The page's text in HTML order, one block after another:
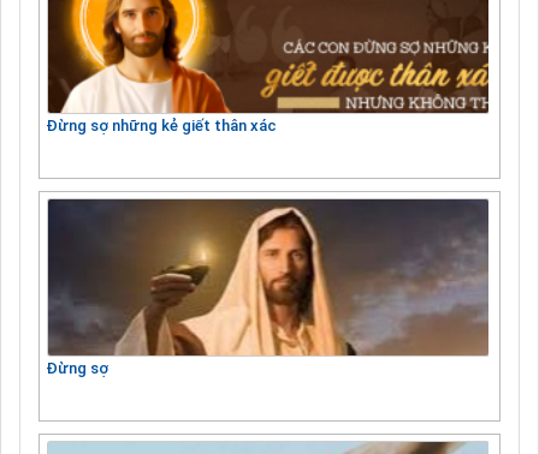
Đừng sợ những kẻ giết thân xác
Đừng sợ